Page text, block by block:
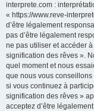
interprete.com :
« https://www.reve-
d’être légalement
pas d’être légalement
ne pas utiliser et accéder
signification des rêves ».
quel moment et nous
que nous vous
si vous continuez à
signification des rêves »
acceptez d’être